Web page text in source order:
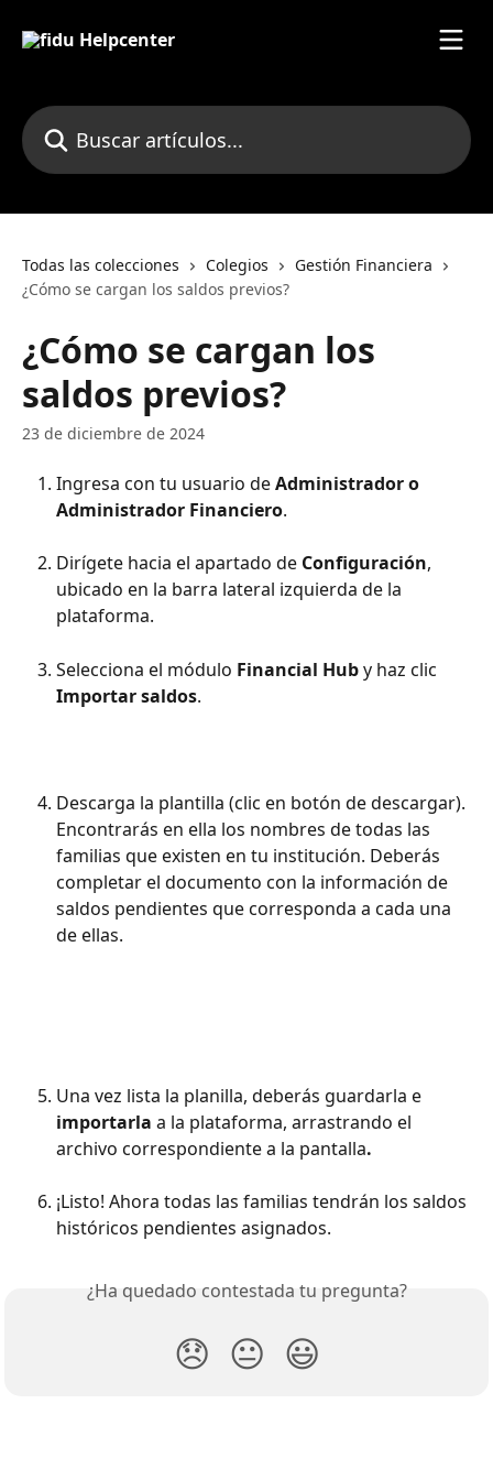
Buscar artículos...
Todas las colecciones Colegios
Gestión Financiera
¿Cómo se cargan los saldos previos?
¿Cómo se cargan los
saldos previos?
23 de diciembre de 2024
Ingresa con tu usuario de Administrador o
Administrador Financiero.
Dirígete hacia el apartado de Configuración,
ubicado en la barra lateral izquierda de la
plataforma.
Selecciona el módulo Financial Hub y haz clic
Importar saldos.
Descarga la plantilla (clic en botón de descargar).
Encontrarás en ella los nombres de todas las
familias que existen en tu institución. Deberás
completar el documento con la información de
saldos pendientes que corresponda a cada una
de ellas.
Una vez lista la planilla, deberás guardarla e
importarla a la plataforma, arrastrando el
archivo correspondiente a la pantalla.
¡Listo! Ahora todas las familias tendrán los saldos
históricos pendientes asignados.
¿Ha quedado contestada tu pregunta?
😞 😐 😃